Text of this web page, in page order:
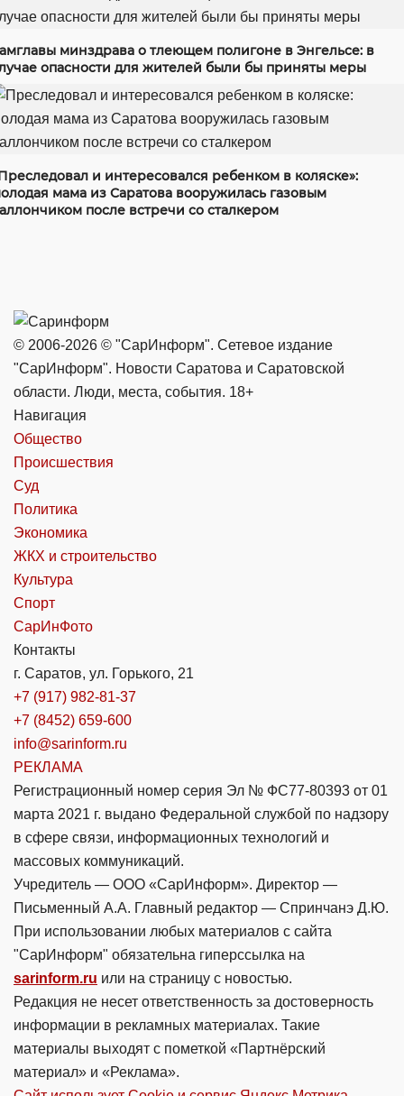
минздрава о тлеющем полигоне в Энгельсе: в
опасности для жителей были бы приняты меры
и интересовался ребенком в коляске»:
мама из Саратова вооружилась газовым
после встречи со сталкером
© 2006-2026 © "СарИнформ". Сетевое издание
"СарИнформ". Новости Саратова и Саратовской
области. Люди, места, события. 18+
Навигация
Общество
Происшествия
Суд
Политика
Экономика
ЖКХ и строительство
Культура
Спорт
СарИнФото
Контакты
г. Саратов, ул. Горького, 21
+7 (917) 982-81-37
+7 (8452) 659-600
info@sarinform.ru
РЕКЛАМА
Регистрационный номер серия Эл № ФС77-80393 от 01
марта 2021 г. выдано Федеральной службой по надзору
в сфере связи, информационных технологий и
массовых коммуникаций.
Учредитель — ООО «СарИнформ». Директор —
Письменный А.А. Главный редактор — Спринчанэ Д.Ю.
При использовании любых материалов с сайта
"СарИнформ" обязательна гиперссылка на
sarinform.ru или на страницу с новостью.
Редакция не несет ответственность за достоверность
информации в рекламных материалах. Такие
материалы выходят с пометкой «Партнёрский
материал» и «Реклама».